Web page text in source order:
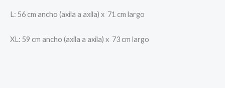
L: 56 cm ancho (axila a axila) x 71 cm largo
XL: 59 cm ancho (axila a axila) x 73 cm largo